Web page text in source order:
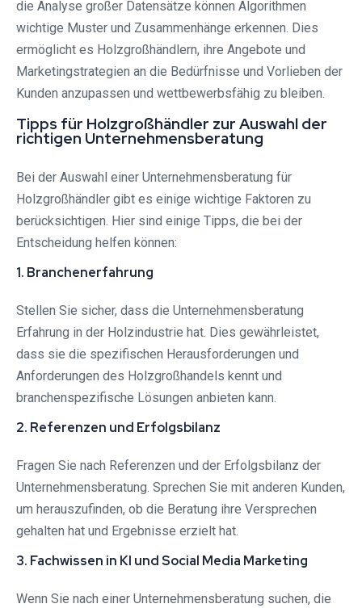
die Analyse großer Datensätze können Algorithmen
wichtige Muster und Zusammenhänge erkennen. Dies
ermöglicht es Holzgroßhändlern, ihre Angebote und
Marketingstrategien an die Bedürfnisse und Vorlieben der
Kunden anzupassen und wettbewerbsfähig zu bleiben.
Tipps für Holzgroßhändler zur Auswahl der
richtigen Unternehmensberatung
Bei der Auswahl einer Unternehmensberatung für
Holzgroßhändler gibt es einige wichtige Faktoren zu
berücksichtigen. Hier sind einige Tipps, die bei der
Entscheidung helfen können:
1. Branchenerfahrung
Stellen Sie sicher, dass die Unternehmensberatung
Erfahrung in der Holzindustrie hat. Dies gewährleistet,
dass sie die spezifischen Herausforderungen und
Anforderungen des Holzgroßhandels kennt und
branchenspezifische Lösungen anbieten kann.
2. Referenzen und Erfolgsbilanz
Fragen Sie nach Referenzen und der Erfolgsbilanz der
Unternehmensberatung. Sprechen Sie mit anderen Kunden,
um herauszufinden, ob die Beratung ihre Versprechen
gehalten hat und Ergebnisse erzielt hat.
3. Fachwissen in KI und Social Media Marketing
Wenn Sie nach einer Unternehmensberatung suchen, die